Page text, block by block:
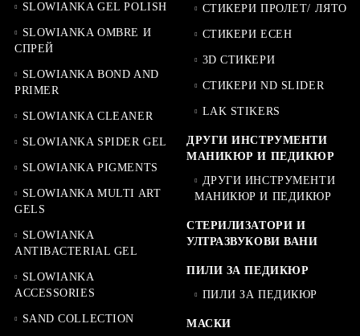
SLOWIANKA GEL POLISH
SLOWIANKA OMBRE И
СПРЕЙ
SLOWIANKA BOND AND
PRIMER
SLOWIANKA CLEANER
SLOWIANKA SPIDER GEL
SLOWIANKA PIGMENTS
SLOWIANKA MULTI ART
GELS
SLOWIANKA
ANTIBACTERIAL GEL
SLOWIANKA
ACCESSORIES
SAND COLLECTION
СТИКЕРИ ПРОЛЕТ/ ЛЯТО
СТИКЕРИ ЕСЕН
3D СТИКЕРИ
СТИКЕРИ ND SLIDER
LAK STIKERS
ДРУГИ ИНСТРУМЕНТИ
МАНИКЮР И ПЕДИКЮР
ДРУГИ ИНСТРУМЕНТИ
МАНИКЮР И ПЕДИКЮР
СТЕРИЛИЗАТОРИ И
УЛТРАЗВУКОВИ ВАНИ
ПИЛИ ЗА ПЕДИКЮР
ПИЛИ ЗА ПЕДИКЮР
МАСКИ